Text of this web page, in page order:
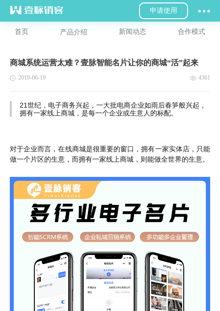
申请使用
首页 产品介绍 新闻动态 合作模式
商城系统运营太难？壹脉智能名片让你的商城“活”起来
2019-06-19 4361
21世纪，电子商务兴起，一大批电商企业如雨后春笋般兴起，
拥有一家线上商城，是每一个企业或生意人的标配。
对于企业而言，在线商城是很重要的窗口，拥有一家实体店，只能
做一个片区的生意，而拥有一家线上商城，则能做全世界的生意。